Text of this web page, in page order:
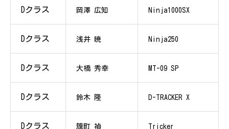
Dクラス 岡澤 広知 Ninja1000SX
Dクラス 浅井 暁 Ninja250
Dクラス 大橋 秀幸 MT-09 SP
Dクラス 鈴木 隆 D-TRACKER X
Dクラス 籏町 禎 Tricker